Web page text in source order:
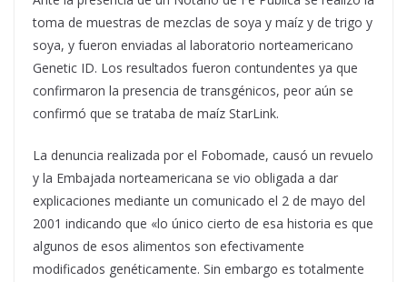
toma de muestras de mezclas de soya y maíz y de trigo y
soya, y fueron enviadas al laboratorio norteamericano
Genetic ID. Los resultados fueron contundentes ya que
confirmaron la presencia de transgénicos, peor aún se
confirmó que se trataba de maíz StarLink.
La denuncia realizada por el Fobomade, causó un revuelo
y la Embajada norteamericana se vio obligada a dar
explicaciones mediante un comunicado el 2 de mayo del
2001 indicando que «lo único cierto de esa historia es que
algunos de esos alimentos son efectivamente
modificados genéticamente. Sin embargo es totalmente